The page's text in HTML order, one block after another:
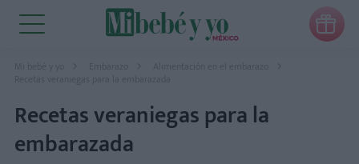

Mi bebé y yo Embarazo
Alimentación en el embarazo
Recetas veraniegas para la embarazada
Recetas veraniegas para la
embarazada